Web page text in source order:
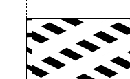
T
S
E